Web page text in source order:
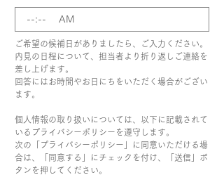
: AM
ご希望の候補日がありましたら、ご入力ください。
内見の日程について、担当者より折り返しご連絡を
差し上げます。
回答にはお時間やお日にちをいただく場合がござい
ます。
個人情報の取り扱いについては、以下に記載されて
いるプライバシーポリシーを遵守します。
次の「プライバシーポリシー」に同意いただける場
合は、「同意する」にチェックを付け、「送信」ボ
タンを押してください。